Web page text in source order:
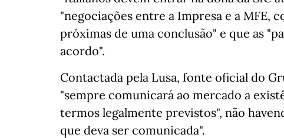
"negociações entre a Impresa e a MFE,
próximas de uma conclusão" e que as
acordo".
Contactada pela Lusa, fonte oficial do
"sempre comunicará ao mercado a
termos legalmente previstos", não
que deva ser comunicada".